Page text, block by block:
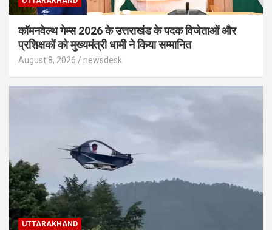
कॉमनवेल्थ गेम्स 2026 के उत्तराखंड के पदक विजेताओं और
प्रशिक्षकों को मुख्यमंत्री धामी ने किया सम्मानित
August 8, 2026 newsdesk
UTTARAKHAND